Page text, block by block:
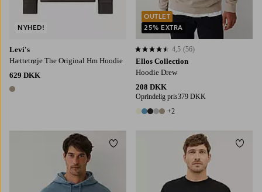
Levi's
Hættetrøje The Original Hm Hoodie
629 DKK
1 farve
NYHED!
Ellos Collection
Hoodie Drew
208 DKK
Oprindelig pris379 DKK
7 farver
+2
4,5 baseret på 56 bedømmelser
4,5 (56)
OUTLET
25% EXTRA
Tilføj til favoritter